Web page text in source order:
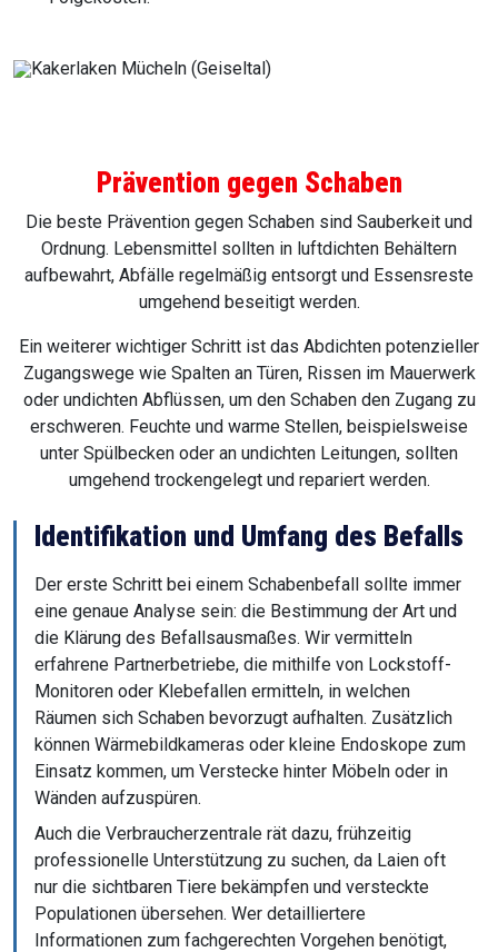
Prävention gegen Schaben
Die beste Prävention gegen Schaben sind Sauberkeit und
Ordnung. Lebensmittel sollten in luftdichten Behältern
aufbewahrt, Abfälle regelmäßig entsorgt und Essensreste
umgehend beseitigt werden.
Ein weiterer wichtiger Schritt ist das Abdichten potenzieller
Zugangswege wie Spalten an Türen, Rissen im Mauerwerk
oder undichten Abflüssen, um den Schaben den Zugang zu
erschweren. Feuchte und warme Stellen, beispielsweise
unter Spülbecken oder an undichten Leitungen, sollten
umgehend trockengelegt und repariert werden.
Identifikation und Umfang des Befalls
Der erste Schritt bei einem Schabenbefall sollte immer
eine genaue Analyse sein: die Bestimmung der Art und
die Klärung des Befallsausmaßes. Wir vermitteln
erfahrene Partnerbetriebe, die mithilfe von Lockstoff-
Monitoren oder Klebefallen ermitteln, in welchen
Räumen sich Schaben bevorzugt aufhalten. Zusätzlich
können Wärmebildkameras oder kleine Endoskope zum
Einsatz kommen, um Verstecke hinter Möbeln oder in
Wänden aufzuspüren.
Auch die Verbraucherzentrale rät dazu, frühzeitig
professionelle Unterstützung zu suchen, da Laien oft
nur die sichtbaren Tiere bekämpfen und versteckte
Populationen übersehen. Wer detailliertere
Informationen zum fachgerechten Vorgehen benötigt,